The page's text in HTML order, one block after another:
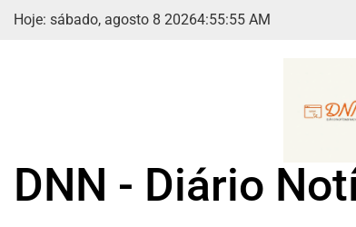
Skip
Hoje: sábado, agosto 8 20264:55:57 AM
DNN - Diário